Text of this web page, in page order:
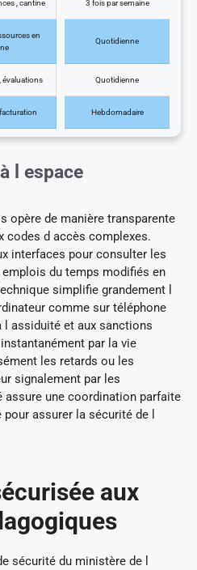
, cantine 3 fois par semaine
en
Quotidienne
évaluations Quotidienne
Hebdomadaire
l espace
opère de manière transparente
codes d accès complexes.
interfaces pour consulter les
du temps modifiés en
simplifie grandement l
comme sur téléphone
assiduité et aux sanctions
par la vie
les retards ou les
signalement par les
une coordination parfaite
assurer la sécurité de l
aux
sécurité du ministère de l